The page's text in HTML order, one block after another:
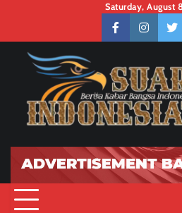
content
Saturday, August
facebook